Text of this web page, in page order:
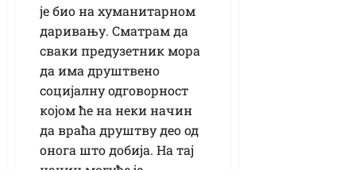
је био на хуманитарном
даривању. Сматрам да
сваки предузетник мора
да има друштвено
социјалну одговорност
којом ће на неки начин
да враћа друштву део од
онога што добија. На тај